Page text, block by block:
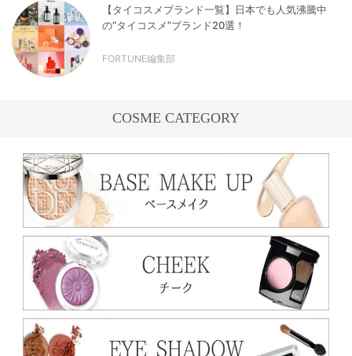
【タイコスメブランド一覧】日本でも人気沸騰中
の“タイコスメ”ブランド20選！
FORTUNE編集部
COSME CATEGORY